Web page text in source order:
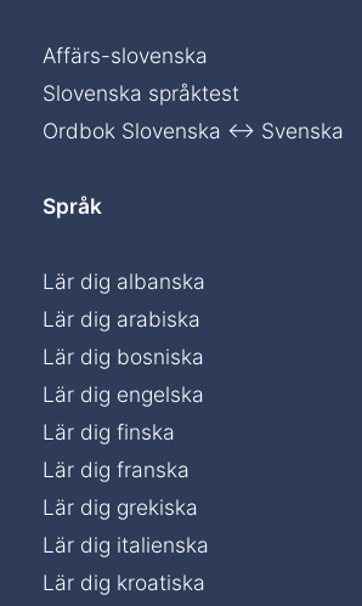
Affärs-slovenska
Slovenska språktest
Ordbok Slovenska ↔ Svenska
Språk
Lär dig albanska
Lär dig arabiska
Lär dig bosniska
Lär dig engelska
Lär dig finska
Lär dig franska
Lär dig grekiska
Lär dig italienska
Lär dig kroatiska